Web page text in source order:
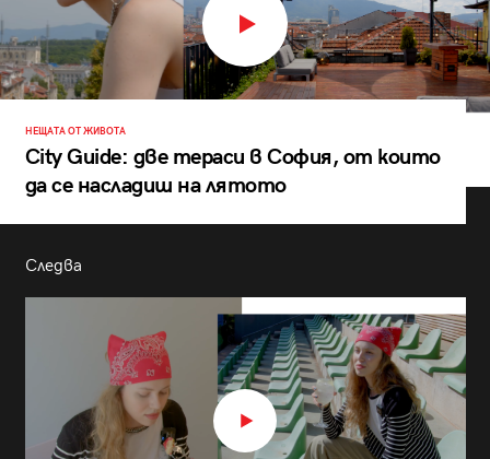
НЕЩАТА ОТ ЖИВОТА
City Guide: две тераси в София, от които
да се насладиш на лятото
Следва